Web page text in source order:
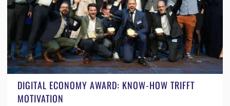
DIGITAL ECONOMY AWARD: KNOW-HOW TRIFFT
MOTIVATION